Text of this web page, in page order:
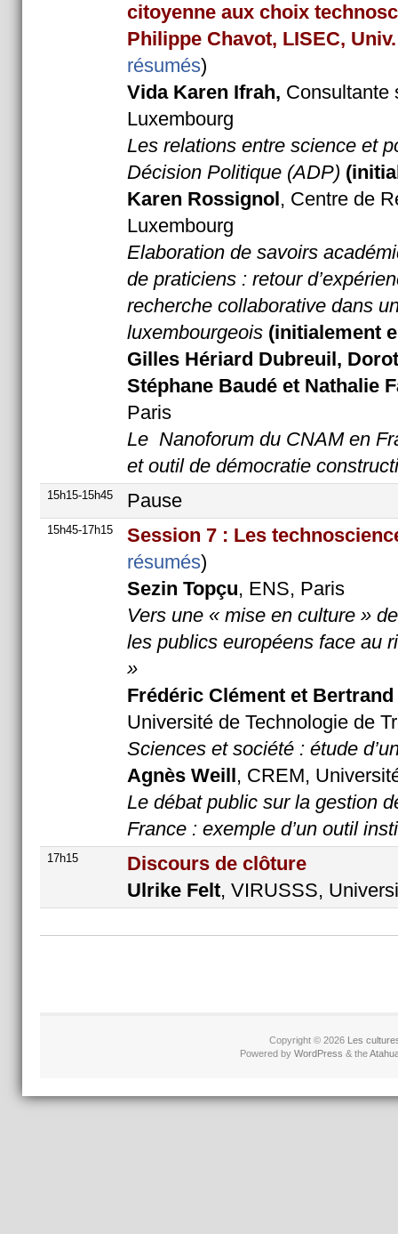
citoyenne aux choix
Philippe Chavot, LISEC,
résumés)
Vida Karen Ifrah, Consultante
Luxembourg
Les relations entre science et
Décision Politique (ADP)
Karen Rossignol, Centre de
Luxembourg
Elaboration de savoirs
de praticiens : retour
recherche collaborative dans
luxembourgeois (initialement
Gilles Hériard Dubreuil,
Stéphane Baudé et Nathalie
Paris
Le Nanoforum du CNAM en
et outil de démocratie
15h15-15h45 Pause
15h45-17h15
Session 7 : Les
résumés)
Sezin Topçu, ENS, Paris
Vers une « mise en culture »
les publics européens face au
»
Frédéric Clément et
Université de Technologie de
Sciences et société : étude
Agnès Weill, CREM,
Le débat public sur la gestion
France : exemple d’un outil
17h15
Discours de clôture
Ulrike Felt, VIRUSSS,
Copyright © 2026 Les
Powered by WordPress & the